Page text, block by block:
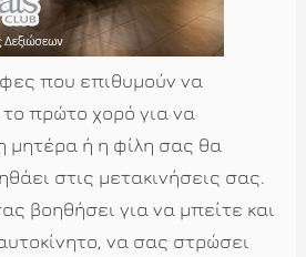
που επιθυμούν να
πρώτο χορό για να
μητέρα ή η φίλη σας θα
στις μετακινήσεις σας.
βοηθήσει για να μπείτε και
να σας στρώσει